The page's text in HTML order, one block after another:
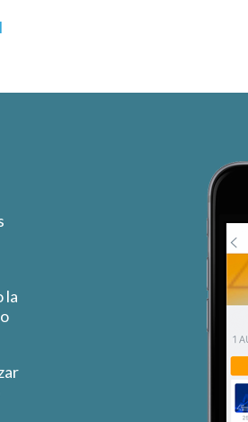
la